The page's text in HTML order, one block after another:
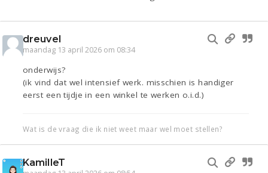
dreuvel
maandag 13 april 2026 om 08:34
onderwijs?
(ik vind dat wel intensief werk. misschien is handiger
eerst een tijdje in een winkel te werken o.i.d.)
Wat is de vraag die ik niet weet maar wel moet stellen?
KamilleT